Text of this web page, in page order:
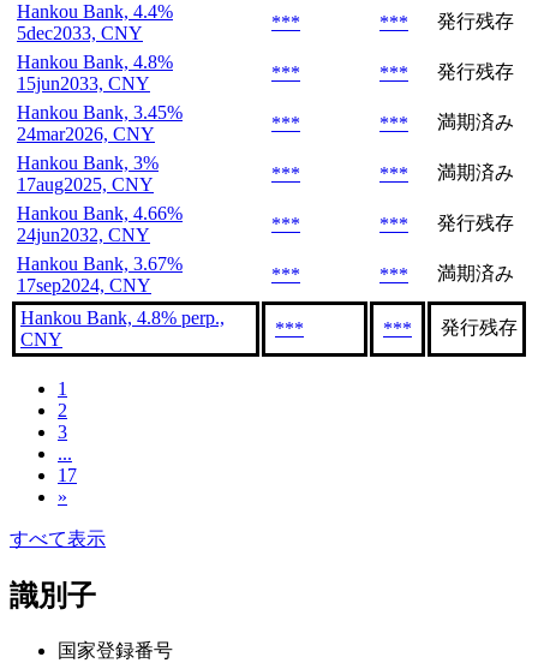
Hankou Bank, 4.4%
5dec2033, CNY
*** ***
発行残存
Hankou Bank, 4.8%
15jun2033, CNY
*** ***
発行残存
Hankou Bank, 3.45%
24mar2026, CNY
*** ***
満期済み
Hankou Bank, 3%
17aug2025, CNY
*** ***
満期済み
Hankou Bank, 4.66%
24jun2032, CNY
*** ***
発行残存
Hankou Bank, 3.67%
17sep2024, CNY
*** *** 満期済み
Hankou Bank, 4.8% perp.,
CNY
*** *** 発行残存
1
2
3
...
17
»
すべて表示
識別子
国家登録番号